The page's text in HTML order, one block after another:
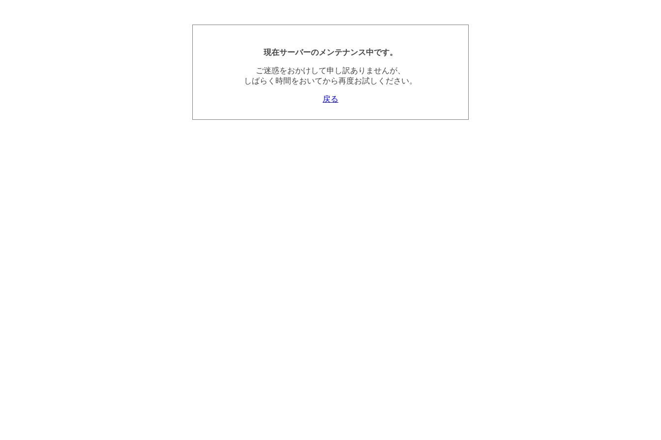
現在サーバーのメンテナンス中です。
ご迷惑をおかけして申し訳ありませんが、
しばらく時間をおいてから再度お試しください。
戻る